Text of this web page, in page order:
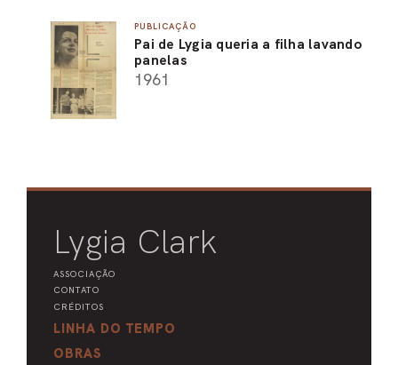
PUBLICAÇÃO
Pai de Lygia queria a filha lavando
panelas
1961
Lygia Clark
ASSOCIAÇÃO
CONTATO
CRÉDITOS
LINHA DO TEMPO
OBRAS